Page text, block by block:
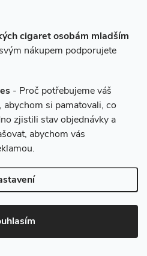
cigaret osobám mladším
nákupem podporujete
- Proč potřebujeme váš
si pamatovali, co
zjistili stav objednávky a
abychom vás
Liquid SYX Nic Salt
Strawberry 10ml - 10mg
239 Kč
Skladem
s příchutí Sweet Strawberry
Ice. Každý potah vám přinese